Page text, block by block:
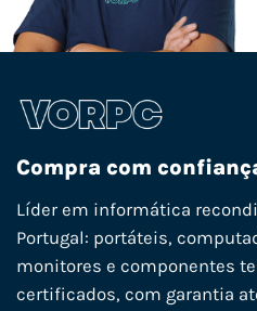
Compra com
Líder em informática
Portugal: portáteis,
monitores e componentes
certificados, com garantia